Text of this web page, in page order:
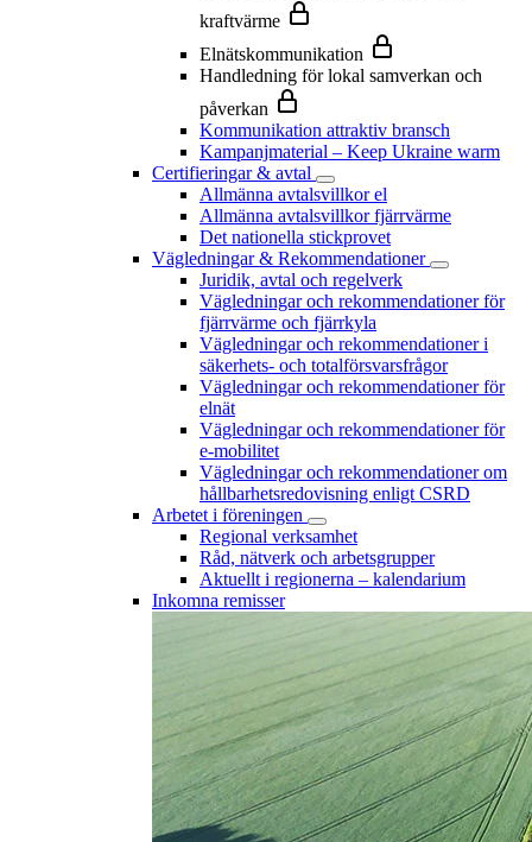
kraftvärme
Elnätskommunikation
Handledning för lokal samverkan och
påverkan
Kommunikation attraktiv bransch
Kampanjmaterial – Keep Ukraine warm
Certifieringar & avtal
Allmänna avtalsvillkor el
Allmänna avtalsvillkor fjärrvärme
Det nationella stickprovet
Vägledningar & Rekommendationer
Juridik, avtal och regelverk
Vägledningar och rekommendationer för
fjärrvärme och fjärrkyla
Vägledningar och rekommendationer i
säkerhets- och totalförsvarsfrågor
Vägledningar och rekommendationer för
elnät
Vägledningar och rekommendationer för
e-mobilitet
Vägledningar och rekommendationer om
hållbarhetsredovisning enligt CSRD
Arbetet i föreningen
Regional verksamhet
Råd, nätverk och arbetsgrupper
Aktuellt i regionerna – kalendarium
Inkomna remisser